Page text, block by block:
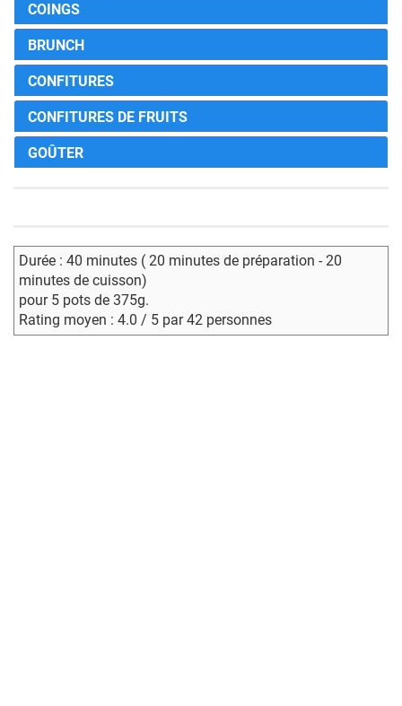
COINGS
BRUNCH
CONFITURES
CONFITURES DE FRUITS
GOÛTER
Durée : 40 minutes ( 20 minutes de préparation - 20
minutes de cuisson)
pour 5 pots de 375g.
Rating moyen : 4.0 / 5 par 42 personnes